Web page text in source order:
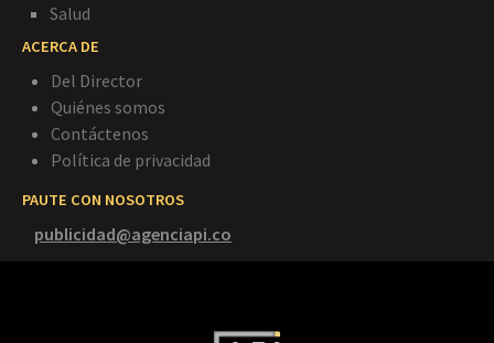
Salud
ACERCA DE
Del Director
Quiénes somos
Contáctenos
Política de privacidad
PAUTE CON NOSOTROS
publicidad@agenciapi.co